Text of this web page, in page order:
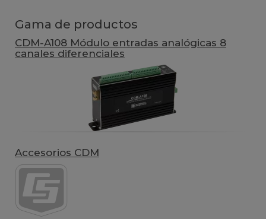
Gama de productos
CDM-A108 Módulo entradas analógicas 8
canales diferenciales
Accesorios CDM